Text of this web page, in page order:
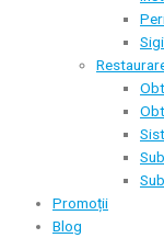
Promoții
Blog